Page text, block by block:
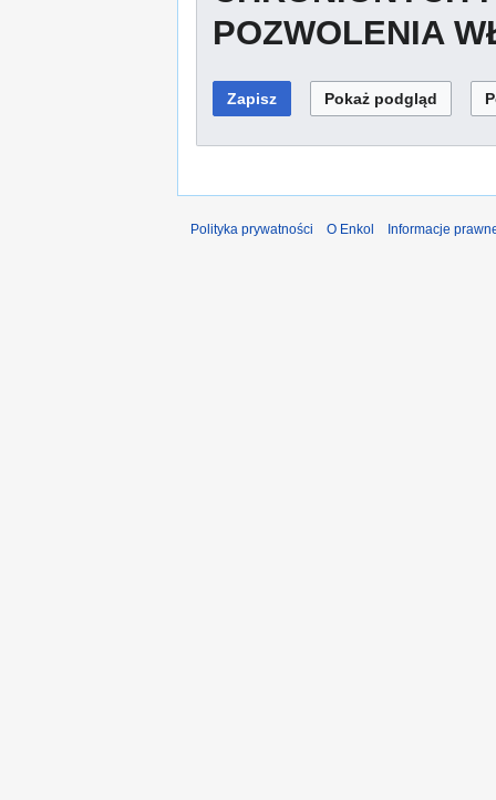
POZWOLENIA
Polityka prywatności O Enkol Informacje